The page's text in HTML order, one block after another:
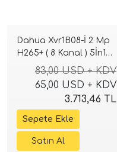
Dahua Xvr1B08-İ 2 Mp
H265+ ( 8 Kanal ) 5İn1
Dvr Kayıt Cihazı
83,00 USD + KDV
65,00 USD + KDV
3.713,46 TL